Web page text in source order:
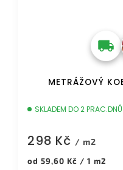
METRÁŽOVÝ
SKLADEM DO 2
298 Kč / m2
Měrná
od 59,60 Kč / 1 m2